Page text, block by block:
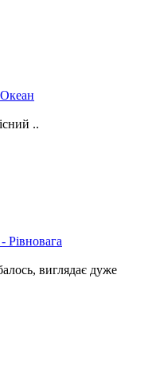
..
Рівновага
виглядає дуже